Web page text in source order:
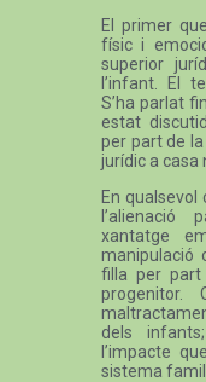
El primer
físic i
superior
l’infant. El
S’ha parlat
estat
per part de
jurídic a casa
En
xantatge
manipulació
filla per part
dels
l’impacte
sistema